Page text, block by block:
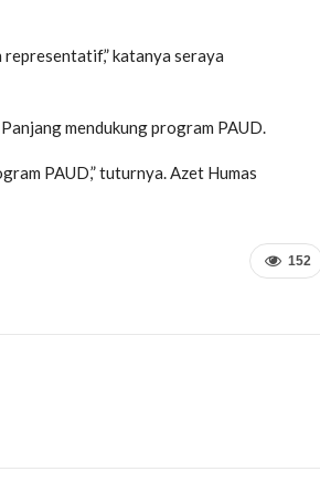
representatif,” katanya seraya
mendukung program PAUD.
PAUD,” tuturnya. Azet Humas
152